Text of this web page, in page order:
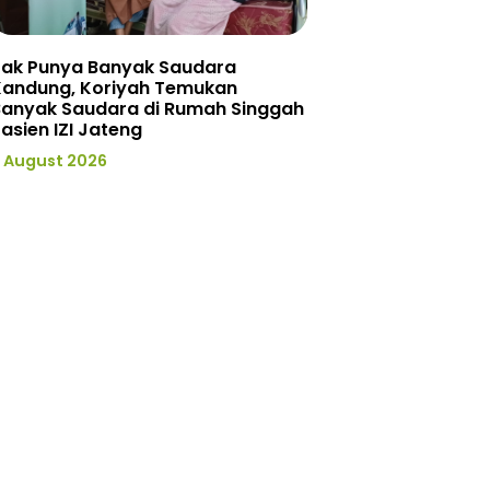
Punya Banyak Saudara
Koriyah Temukan
Saudara di Rumah Singgah
IZI Jateng
August 2026